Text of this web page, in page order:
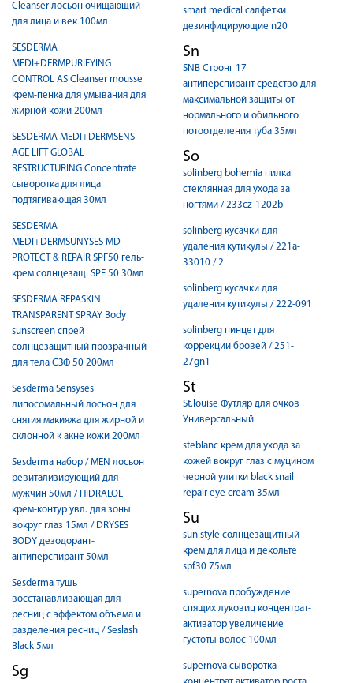
Cleanser лосьон очищающий
для лица и век 100мл
SESDERMA
MEDI+DERMPURIFYING
CONTROL AS Cleanser mousse
крем-пенка для умывания для
жирной кожи 200мл
SESDERMA MEDI+DERMSENS-
AGE LIFT GLOBAL
RESTRUCTURING Concentrate
сыворотка для лица
подтягивающая 30мл
SESDERMA
MEDI+DERMSUNYSES MD
PROTECT & REPAIR SPF50 гель-
крем солнцезащ. SPF 50 30мл
SESDERMA REPASKIN
TRANSPARENT SPRAY Body
sunscreen спрей
солнцезащитный прозрачный
для тела СЗФ 50 200мл
Sesderma Sensyses
липосомальный лосьон для
снятия макияжа для жирной и
склонной к акне кожи 200мл
Sesderma набор / MEN лосьон
ревитализирующий для
мужчин 50мл / HIDRALOE
крем-контур увл. для зоны
вокруг глаз 15мл / DRYSES
BODY дезодорант-
антиперспирант 50мл
Sesderma тушь
восстанавливающая для
ресниц с эффектом объема и
разделения ресниц / Seslash
Black 5мл
Sg
smart medical салфетки
дезинфицирующие n20
Sn
SNB Стронг 17
антиперспирант средство для
максимальной защиты от
нормального и обильного
потоотделения туба 35мл
So
solinberg bohemia пилка
стеклянная для ухода за
ногтями / 233cz-1202b
solinberg кусачки для
удаления кутикулы / 221a-
33010 / 2
solinberg кусачки для
удаления кутикулы / 222-091
solinberg пинцет для
коррекции бровей / 251-
27gn1
St
St.louise Футляр для очков
Универсальный
steblanc крем для ухода за
кожей вокруг глаз с муцином
черной улитки black snail
repair eye cream 35мл
Su
sun style солнцезащитный
крем для лица и декольте
spf30 75мл
supernova пробуждение
спящих луковиц концентрат-
активатор увеличение
густоты волос 100мл
supernova сыворотка-